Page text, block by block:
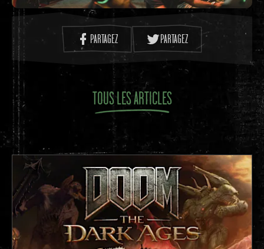
PARTAGEZ PARTAGEZ
TOUS LES ARTICLES